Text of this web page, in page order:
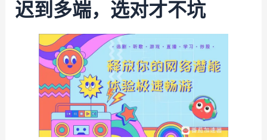
迟到多端，选对才不坑